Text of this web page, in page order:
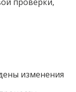
изменения